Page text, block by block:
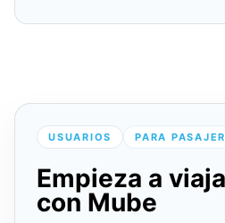
USUARIOS PARA
Empieza a
con Mube